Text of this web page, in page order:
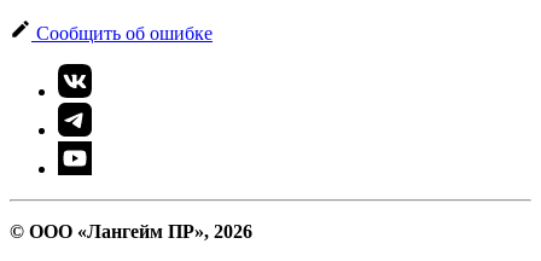
Сообщить об ошибке
© ООО «Лангейм ПР», 2026